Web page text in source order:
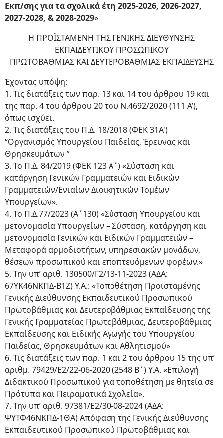
Εκπ/σης για τα σχολικά έτη 2025-2026, 2026-2027,
2027-2028, & 2028-2029»
Η ΠΡΟΪΣΤΑΜΕΝΗ ΤΗΣ ΓΕΝΙΚΗΣ ΔΙΕΥΘΥΝΣΗΣ
ΕΚΠΑΙΔΕΥΤΙΚΟΥ ΠΡΟΣΩΠΙΚΟΥ
ΠΡΩΤΟΒΑΘΜΙΑΣ ΚΑΙ ΔΕΥΤΕΡΟΒΑΘΜΙΑΣ ΕΚΠΑΙΔΕΥΣΗΣ
Έχοντας υπόψη:
1. Τις διατάξεις των παρ. 13 και 14 του άρθρου 19 και
της παρ. 4 του άρθρου 20 του Ν.4692/2020 (111 Α’),
όπως ισχύει.
2. Τις διατάξεις του Π.Δ. 18/2018 (ΦΕΚ 31Α')
“Οργανισμός Υπουργείου Παιδείας, Έρευνας και
Θρησκευμάτων ”
3. Το Π.Δ. 84/2019 (ΦΕΚ 123 Α΄) «Σύσταση και
κατάργηση Γενικών Γραμματειών και Ειδικών
Γραμματειών/Ενιαίων Διοικητικών Τομέων
Υπουργείων».
4. Το Π.Δ.77/2023 (Α΄130) «Σύσταση Υπουργείου και
μετονομασία Υπουργείων – Σύσταση, κατάργηση και
μετονομασία Γενικών και Ειδικών Γραμματειών –
Μεταφορά αρμοδιοτήτων, υπηρεσιακών μονάδων,
θέσεων προσωπικού και εποπτευόμενων φορέων.»
5. Την υπ’ αριθ. 130500/Γ2/13-11-2023 (ΑΔΑ:
67ΥΚ46ΝΚΠΔ-Β1Ζ) Υ.Α.: «Τοποθέτηση Προϊσταμένης
Γενικής Διεύθυνσης Εκπαιδευτικού Προσωπικού
Πρωτοβάθμιας και Δευτεροβάθμιας Εκπαίδευσης της
Γενικής Γραμματείας Πρωτοβάθμιας, Δευτεροβάθμιας
Εκπαίδευσης και Ειδικής Αγωγής του Υπουργείου
Παιδείας, Θρησκευμάτων και Αθλητισμού»
6. Τις διατάξεις των παρ. 1 και 2 του άρθρου 15 της υπ’
αριθμ. 79429/Ε2/22-06-2020 (2548 Β΄) Υ.Α. «Επιλογή
Διδακτικού Προσωπικού για τοποθέτηση με θητεία σε
Πρότυπα και Πειραματικά Σχολεία».
7. Την υπ’ αριθ. 97381/Ε2/30-08-2024 (ΑΔΑ:
ΨΥΤΦ46ΝΚΠΔ-1ΘΑ) Απόφαση της Γενικής Διεύθυνσης
Εκπαιδευτικού Προσωπικού Πρωτοβάθμιας και